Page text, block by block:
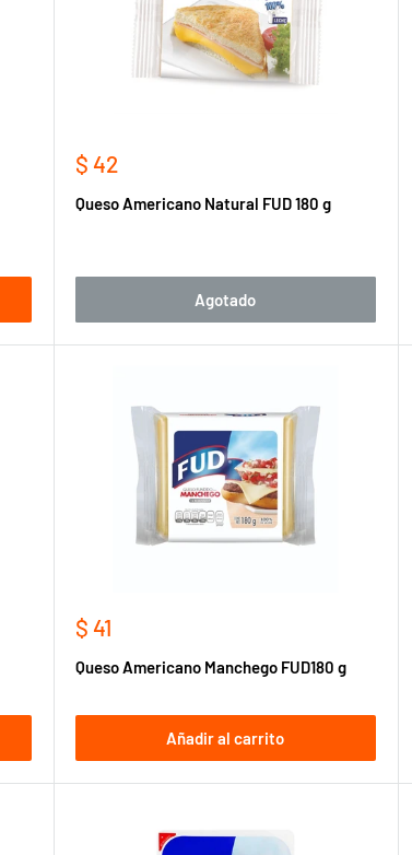
Precio
venta
$ 42
Queso Americano Natural FUD 180 g
Agotado
Precio
venta
$ 41
Queso Americano Manchego FUD180 g
Añadir al carrito